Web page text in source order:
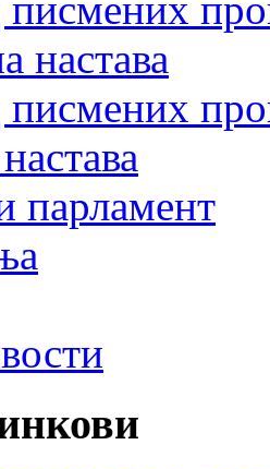
настава
писмених
парламент